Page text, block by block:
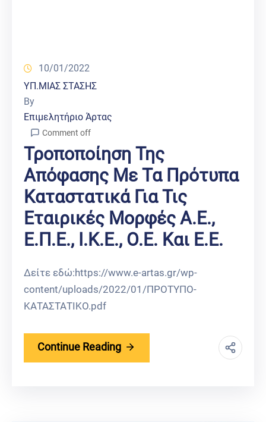
10/01/2022
ΥΠ.ΜΙΑΣ ΣΤΑΣΗΣ
By
Επιμελητήριο Άρτας
Comment off
Τροποποίηση Της
Απόφασης Με Τα Πρότυπα
Καταστατικά Για Τις
Εταιρικές Μορφές Α.Ε.,
Ε.Π.Ε., Ι.Κ.Ε., Ο.Ε. Και Ε.Ε.
Δείτε εδώ:https://www.e-artas.gr/wp-
content/uploads/2022/01/ΠΡΟΤΥΠΟ-
ΚΑΤΑΣΤΑΤΙΚΟ.pdf​
Continue Reading